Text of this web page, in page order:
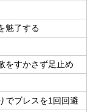
魅了する
をすかさず足止め
でブレスを1回回避